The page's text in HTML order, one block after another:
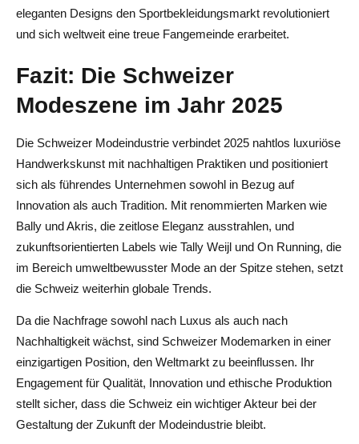
eleganten Designs den Sportbekleidungsmarkt revolutioniert
und sich weltweit eine treue Fangemeinde erarbeitet.
Fazit: Die Schweizer
Modeszene im Jahr 2025
Die Schweizer Modeindustrie verbindet 2025 nahtlos luxuriöse
Handwerkskunst mit nachhaltigen Praktiken und positioniert
sich als führendes Unternehmen sowohl in Bezug auf
Innovation als auch Tradition. Mit renommierten Marken wie
Bally und Akris, die zeitlose Eleganz ausstrahlen, und
zukunftsorientierten Labels wie Tally Weijl und On Running, die
im Bereich umweltbewusster Mode an der Spitze stehen, setzt
die Schweiz weiterhin globale Trends.
Da die Nachfrage sowohl nach Luxus als auch nach
Nachhaltigkeit wächst, sind Schweizer Modemarken in einer
einzigartigen Position, den Weltmarkt zu beeinflussen. Ihr
Engagement für Qualität, Innovation und ethische Produktion
stellt sicher, dass die Schweiz ein wichtiger Akteur bei der
Gestaltung der Zukunft der Modeindustrie bleibt.